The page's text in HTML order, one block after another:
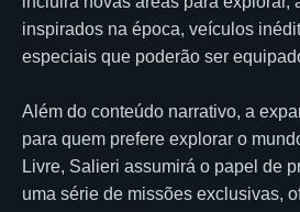
inspirados na época, veículos
especiais que poderão ser
Além do conteúdo narrativo, a
para quem prefere explorar o
Livre, Salieri assumirá o papel de
uma série de missões exclusivas,